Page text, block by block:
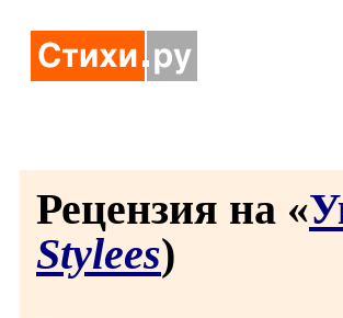
Рецензия на «
Stylees)